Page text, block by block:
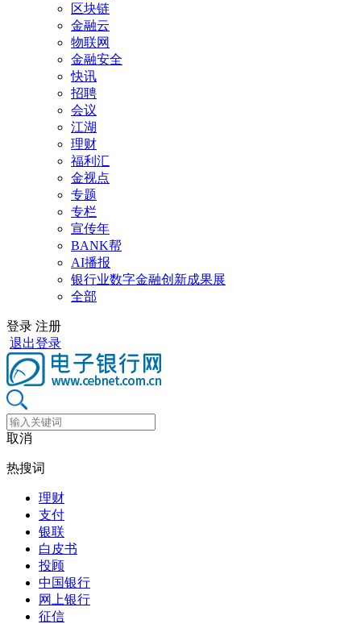
区块链
金融云
物联网
金融安全
快讯
招聘
会议
江湖
理财
福利汇
金视点
专题
专栏
宣传年
BANK帮
AI播报
银行业数字金融创新成果展
全部
登录 注册
退出登录
取消
热搜词
理财
支付
银联
白皮书
投顾
中国银行
网上银行
征信